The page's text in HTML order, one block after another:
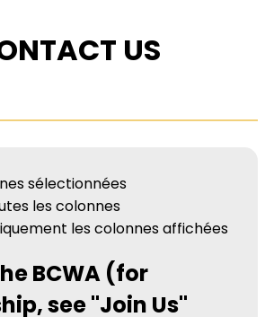
US